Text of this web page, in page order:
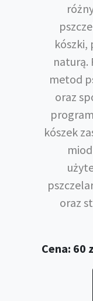
kószki,
naturą.
metod
oraz
kószek
oraz
Cena: 60